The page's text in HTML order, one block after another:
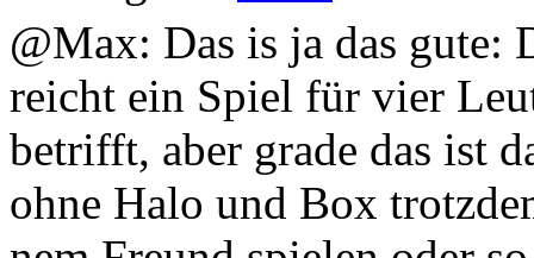
@Max: Das is ja das gute:
reicht ein Spiel für vier
betrifft, aber grade das ist
ohne Halo und Box